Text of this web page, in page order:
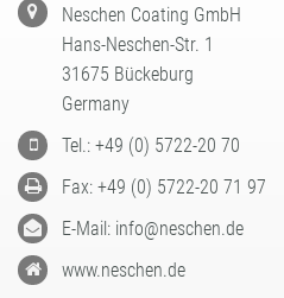
Neschen Coating GmbH
Hans-Neschen-Str. 1
31675 Bückeburg
Germany
Tel.: +49 (0) 5722-20 70
Fax: +49 (0) 5722-20 71 97
E-Mail: info@neschen.de
www.neschen.de